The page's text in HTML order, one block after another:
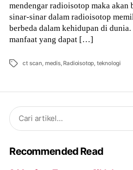
mendengar radioisotop maka akan
sinar-sinar dalam radioisotop
berbeda dalam kehidupan di
manfaat yang dapat […]
Tags ct scan, medis, Radioisotop, teknologi
Search
for:
Recommended Read